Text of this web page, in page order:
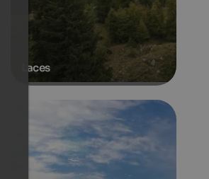
Laces